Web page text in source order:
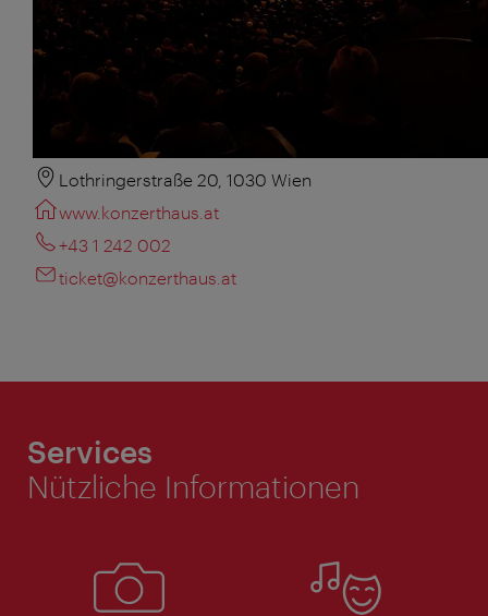
Lothringerstraße 20, 1030 Wien
www.konzerthaus.at
+43 1 242 002
ticket@konzerthaus.at
Services
Nützliche Informationen